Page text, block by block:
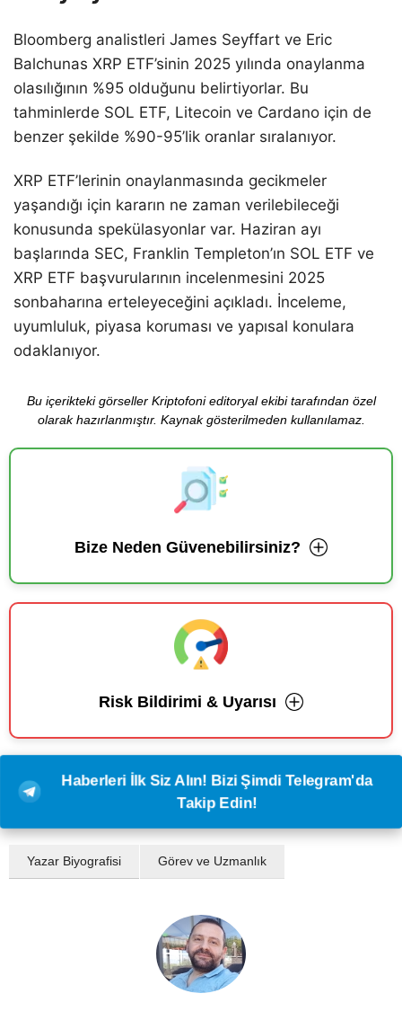
Bloomberg analistleri James Seyffart ve Eric
Balchunas XRP ETF’sinin 2025 yılında onaylanma
olasılığının %95 olduğunu belirtiyorlar. Bu
tahminlerde SOL ETF, Litecoin ve Cardano için de
benzer şekilde %90-95’lik oranlar sıralanıyor.
XRP ETF’lerinin onaylanmasında gecikmeler
yaşandığı için kararın ne zaman verilebileceği
konusunda spekülasyonlar var. Haziran ayı
başlarında SEC, Franklin Templeton’ın SOL ETF ve
XRP ETF başvurularının incelenmesini 2025
sonbaharına erteleyeceğini açıkladı. İnceleme,
uyumluluk, piyasa koruması ve yapısal konulara
odaklanıyor.
Bu içerikteki görseller Kriptofoni editoryal ekibi tarafından özel
olarak hazırlanmıştır. Kaynak gösterilmeden kullanılamaz.
Bize Neden Güvenebilirsiniz?
Risk Bildirimi & Uyarısı
Haberleri İlk Siz Alın! Bizi Şimdi Telegram'da
Takip Edin!
Yazar Biyografisi Görev ve Uzmanlık